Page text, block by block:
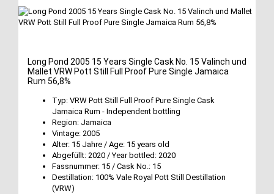
Long Pond 2005 15 Years Single Cask No. 15 Valinch und
Mallet VRW Pott Still Full Proof Pure Single Jamaica
Rum 56,8%
Typ: VRW Pott Still Full Proof Pure Single Cask
Jamaica Rum - Independent bottling
Region: Jamaica
Vintage: 2005
Alter: 15 Jahre / Age: 15 years old
Abgefüllt: 2020 / Year bottled: 2020
Fassnummer: 15 / Cask No.: 15
Destillation: 100% Vale Royal Pott Still Destillation
(VRW)